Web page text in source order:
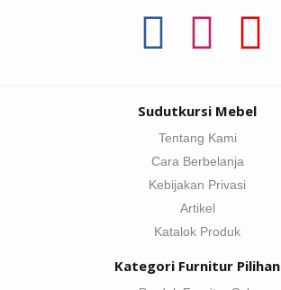
Sudutkursi Mebel
Tentang Kami
Cara Berbelanja
Kebijakan Privasi
Artikel
Katalok Produk
Kategori Furnitur Pilihan